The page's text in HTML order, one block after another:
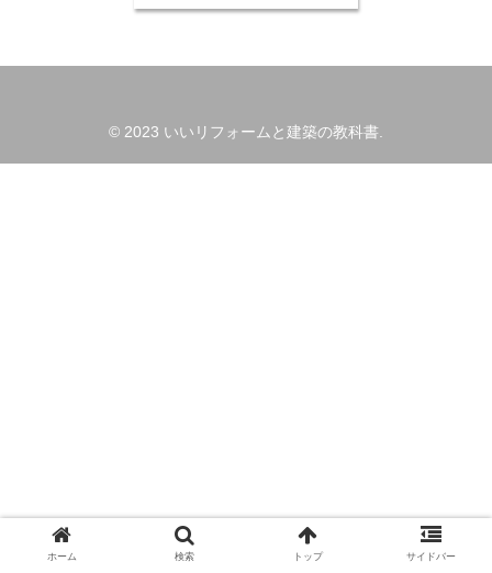
© 2023 いいリフォームと建築の教科書.
ホーム 検索 トップ サイドバー